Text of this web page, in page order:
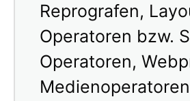
Reprografen,
Operatoren bzw.
Operatoren,